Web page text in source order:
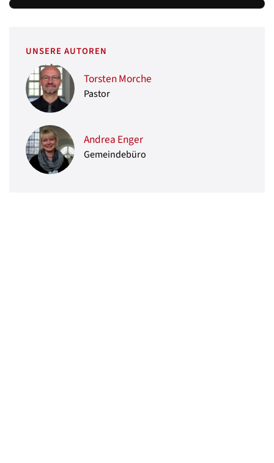
UNSERE AUTOREN
Torsten Morche
Pastor
Andrea Enger
Gemeindebüro